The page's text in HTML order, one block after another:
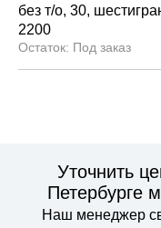
без т/о 30
2200
Под заказ
Уточнить
Петербурге
Наш менеджер